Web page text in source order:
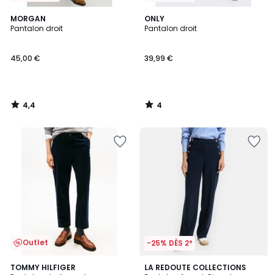
MORGAN
Pantalon droit
45,00 €
4,4
/ 5
4,4
/
ONLY
Pantalon droit
39,99 €
4
/
4
/
Outlet
TOMMY HILFIGER
-25% DÈS 2*
LA REDOUTE COLLECTIONS
3,2